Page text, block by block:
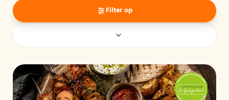
Filter op